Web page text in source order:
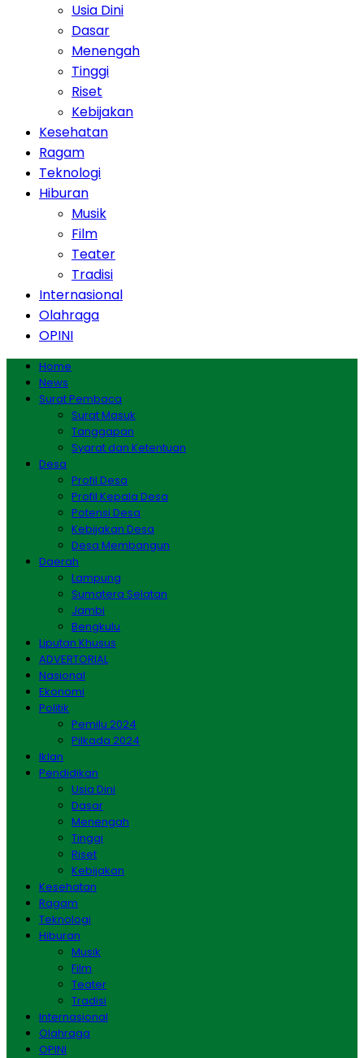
Usia Dini
Dasar
Menengah
Tinggi
Riset
Kebijakan
Kesehatan
Ragam
Teknologi
Hiburan
Musik
Film
Teater
Tradisi
Internasional
Olahraga
OPINI
Home
News
Surat Pembaca
Surat Masuk
Tanggapan
Syarat dan Ketentuan
Desa
Profil Desa
Profil Kepala Desa
Potensi Desa
Kebijakan Desa
Desa Membangun
Daerah
Lampung
Sumatera Selatan
Jambi
Bengkulu
Liputan Khusus
ADVERTORIAL
Nasional
Ekonomi
Politik
Pemilu 2024
Pilkada 2024
Iklan
Pendidikan
Usia Dini
Dasar
Menengah
Tinggi
Riset
Kebijakan
Kesehatan
Ragam
Teknologi
Hiburan
Musik
Film
Teater
Tradisi
Internasional
Olahraga
OPINI